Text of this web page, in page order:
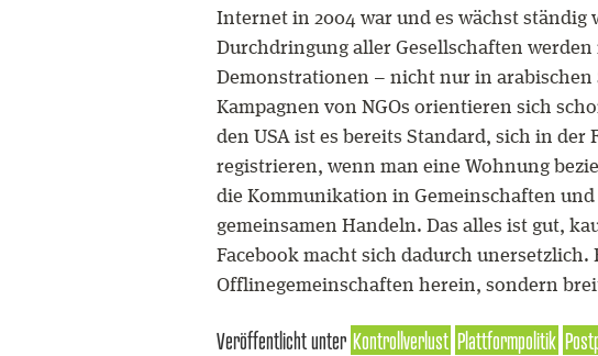
Internet in 2004 war und es wächst ständig
Durchdringung aller Gesellschaften
Demonstrationen – nicht nur in
Kampagnen von NGOs orientieren sich
den USA ist es bereits Standard, sich in der
registrieren, wenn man eine Wohnung
die Kommunikation in Gemeinschaften
gemeinsamen Handeln. Das alles ist gut,
Facebook macht sich dadurch
Offlinegemeinschaften herein, sondern
Veröffentlicht unter Kontrollverlust Plattformpolitik